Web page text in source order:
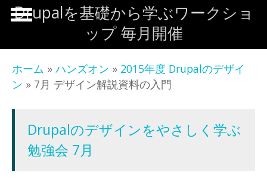
メインコンテンツに移動
Drupalを基礎から学ぶワークショ
ップ 毎月開催
ホーム » ハンズオン » 2015年度 Drupalのデザイ
ン » 7月 デザイン解説資料の入門
Drupalのデザインをやさしく学ぶ
勉強会 7月